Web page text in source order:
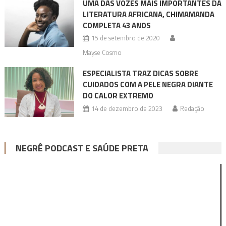
UMA DAS VOZES MAIS IMPORTANTES DA
LITERATURA AFRICANA, CHIMAMANDA
COMPLETA 43 ANOS
15 de setembro de 2020
Mayse Cosmo
ESPECIALISTA TRAZ DICAS SOBRE
CUIDADOS COM A PELE NEGRA DIANTE
DO CALOR EXTREMO
14 de dezembro de 2023 Redação
NEGRÊ PODCAST E SAÚDE PRETA